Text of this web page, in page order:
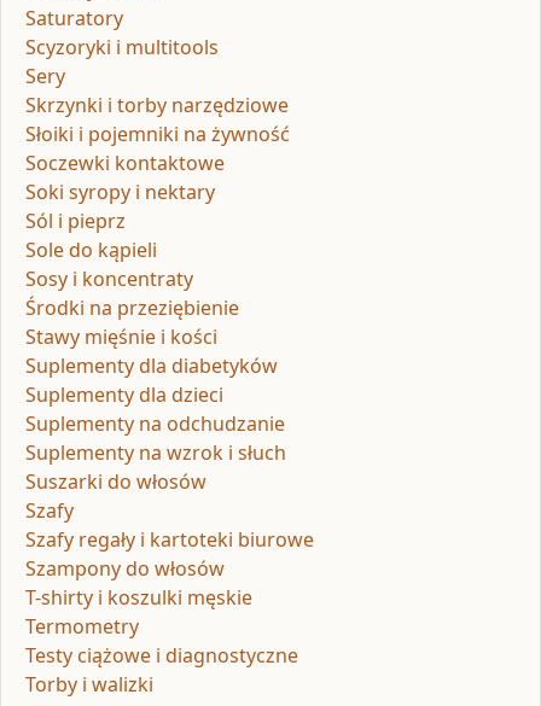
Saturatory
Scyzoryki i multitools
Sery
Skrzynki i torby narzędziowe
Słoiki i pojemniki na żywność
Soczewki kontaktowe
Soki syropy i nektary
Sól i pieprz
Sole do kąpieli
Sosy i koncentraty
Środki na przeziębienie
Stawy mięśnie i kości
Suplementy dla diabetyków
Suplementy dla dzieci
Suplementy na odchudzanie
Suplementy na wzrok i słuch
Suszarki do włosów
Szafy
Szafy regały i kartoteki biurowe
Szampony do włosów
T-shirty i koszulki męskie
Termometry
Testy ciążowe i diagnostyczne
Torby i walizki